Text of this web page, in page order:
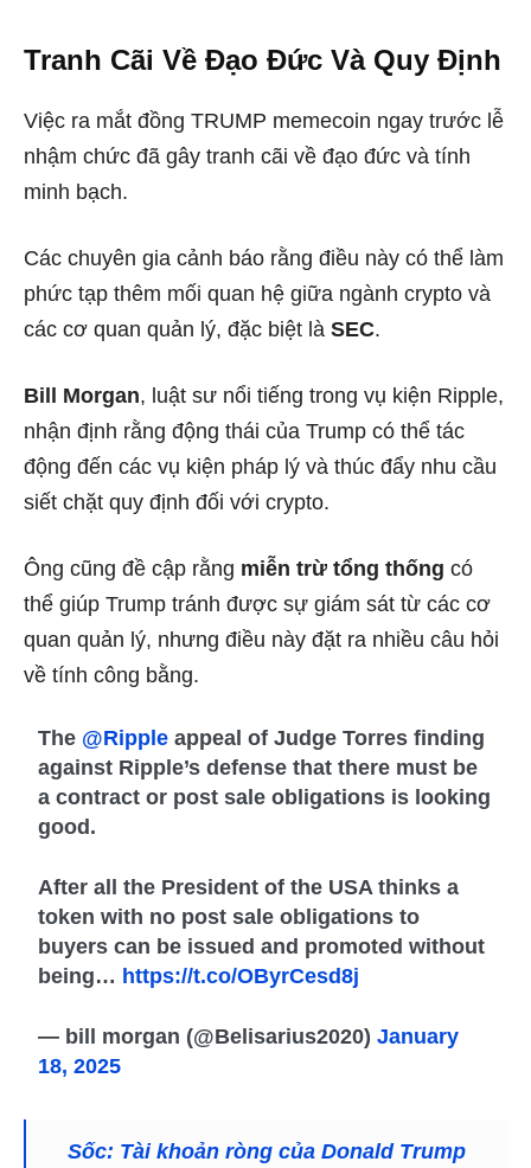
Tranh Cãi Về Đạo Đức Và Quy Định
Việc ra mắt đồng TRUMP memecoin ngay trước lễ
nhậm chức đã gây tranh cãi về đạo đức và tính
minh bạch.
Các chuyên gia cảnh báo rằng điều này có thể làm
phức tạp thêm mối quan hệ giữa ngành crypto và
các cơ quan quản lý, đặc biệt là SEC.
Bill Morgan, luật sư nổi tiếng trong vụ kiện Ripple,
nhận định rằng động thái của Trump có thể tác
động đến các vụ kiện pháp lý và thúc đẩy nhu cầu
siết chặt quy định đối với crypto.
Ông cũng đề cập rằng miễn trừ tổng thống có
thể giúp Trump tránh được sự giám sát từ các cơ
quan quản lý, nhưng điều này đặt ra nhiều câu hỏi
về tính công bằng.
The @Ripple appeal of Judge Torres finding
against Ripple’s defense that there must be
a contract or post sale obligations is looking
good.
After all the President of the USA thinks a
token with no post sale obligations to
buyers can be issued and promoted without
being… https://t.co/OByrCesd8j
— bill morgan (@Belisarius2020)January
18, 2025
Sốc: Tài khoản ròng của Donald Trump